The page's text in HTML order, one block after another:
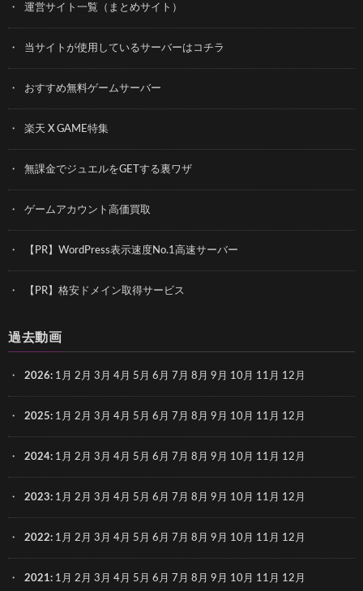
運営サイト一覧（まとめサイト）
当サイトが使用しているサーバーはコチラ
おすすめ無料ゲームサーバー
楽天 X GAME特集
無課金でジュエルをGETする裏ワザ
ゲームアカウント高価買取
【PR】WordPress表示速度No.1高速サーバー
【PR】格安ドメイン取得サービス
過去動画
2026: 1月 2月 3月 4月 5月 6月 7月 8月 9月 10月 11月 12月
2025: 1月 2月 3月 4月 5月 6月 7月 8月 9月 10月 11月 12月
2024: 1月 2月 3月 4月 5月 6月 7月 8月 9月 10月 11月 12月
2023: 1月 2月 3月 4月 5月 6月 7月 8月 9月 10月 11月 12月
2022: 1月 2月 3月 4月 5月 6月 7月 8月 9月 10月 11月 12月
2021: 1月 2月 3月 4月 5月 6月 7月 8月 9月 10月 11月 12月